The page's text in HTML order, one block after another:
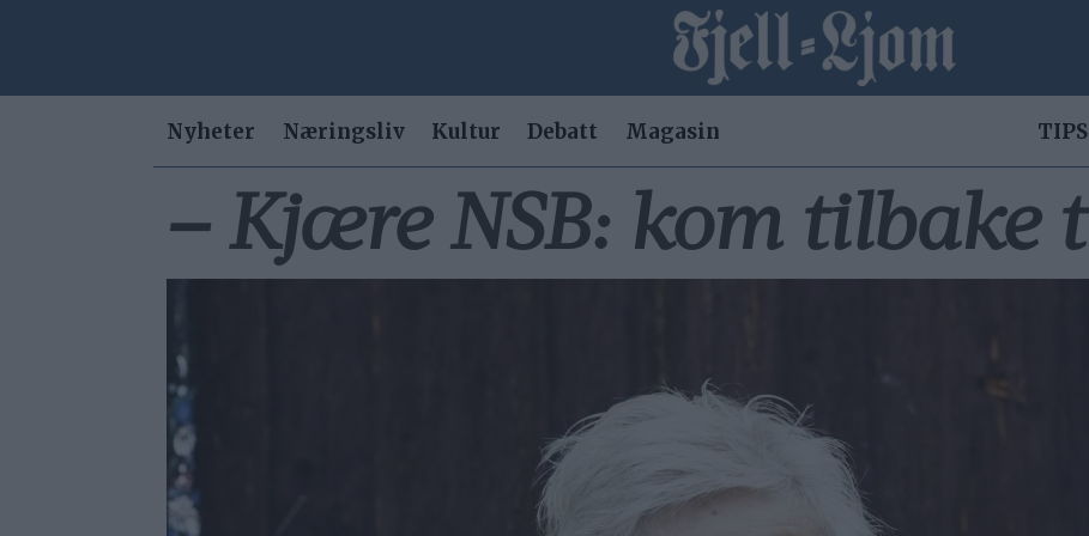
Nyheter Næringsliv Kultur Debatt Magasin TIPS
– Kjære NSB: kom tilbake